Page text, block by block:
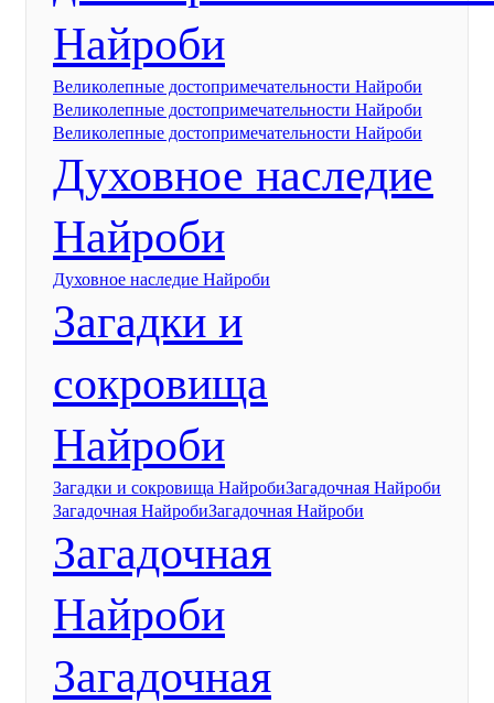
Найроби
Великолепные достопримечательности Найроби
Великолепные достопримечательности Найроби
Великолепные достопримечательности Найроби
Духовное наследие
Найроби
Духовное наследие Найроби
Загадки и
сокровища
Найроби
Загадки и сокровища НайробиЗагадочная Найроби
Загадочная НайробиЗагадочная Найроби
Загадочная
Найроби
Загадочная